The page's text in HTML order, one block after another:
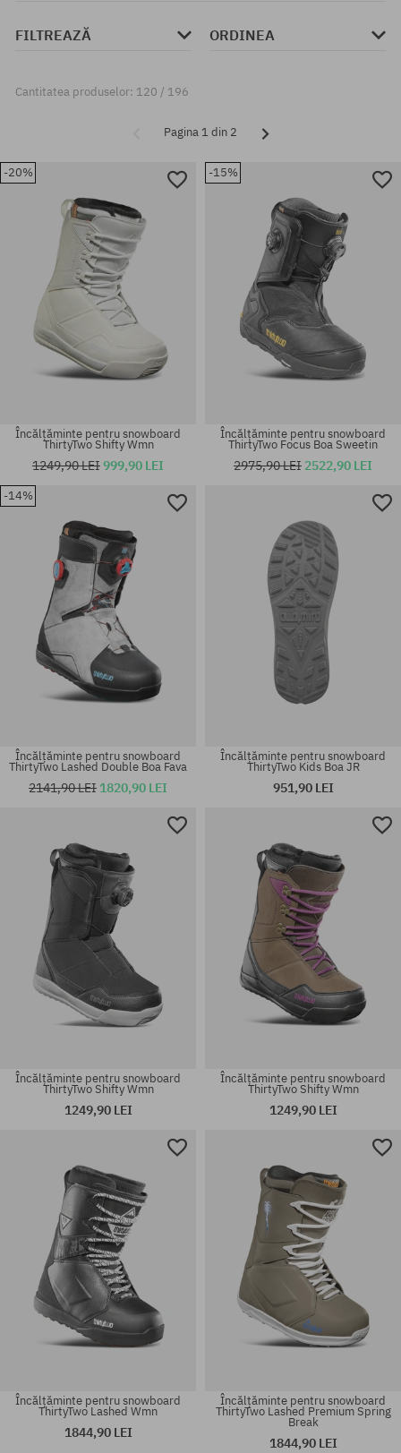
FILTREAZĂ ORDINEA
Cantitatea produselor: 120 / 196
Pagina 1 din 2
-20%
37; 38; 39; 40; 41
Încălțăminte pentru snowboard
ThirtyTwo Shifty Wmn
1249,90 LEI999,90 LEI
-15%
Încălțăminte pentru snowboard
ThirtyTwo Focus Boa Sweetin
2975,90 LEI 2522,90 LEI
-14%
Încălțăminte pentru snowboard
ThirtyTwo Lashed Double Boa Fava
2141,90 LEI 1820,90 LEI
Încălțăminte pentru snowboard
ThirtyTwo Kids Boa JR
951,90 LEI
Încălțăminte pentru snowboard
ThirtyTwo Shifty Wmn
1249,90 LEI
Încălțăminte pentru snowboard
ThirtyTwo Shifty Wmn
1249,90 LEI
Încălțăminte pentru snowboard
ThirtyTwo Lashed Wmn
1844,90 LEI
Încălțăminte pentru snowboard
ThirtyTwo Lashed Premium Spring
Break
1844,90 LEI